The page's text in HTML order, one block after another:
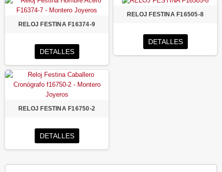
RELOJ FESTINA F16374-9
DETALLES
RELOJ FESTINA F16505-8
DETALLES
RELOJ FESTINA F16750-2
DETALLES